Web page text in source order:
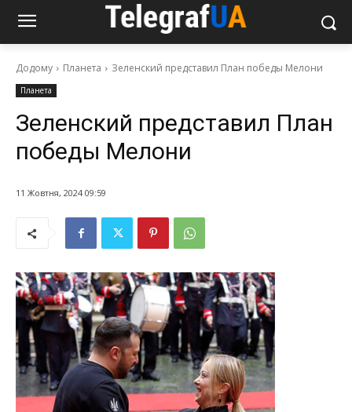
Додому Планета Зеленский представил План победы Мелони
Планета
Зеленский представил План
победы Мелони
11 Жовтня, 2024 09:59